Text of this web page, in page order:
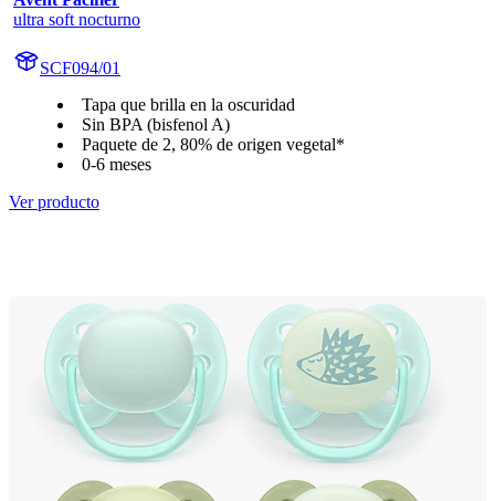
ultra soft nocturno
SCF094/01
Tapa que brilla en la oscuridad
Sin BPA (bisfenol A)
Paquete de 2, 80% de origen vegetal*
0-6 meses
Ver producto